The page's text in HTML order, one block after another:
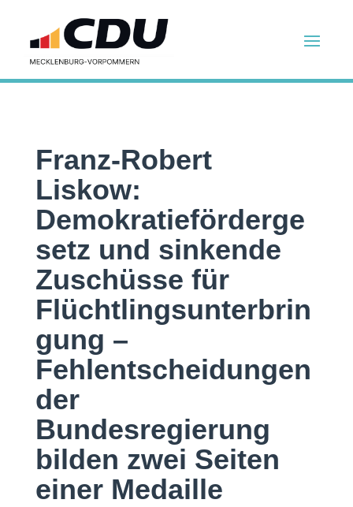
Franz-Robert
Liskow:
Demokratieförderge
setz und sinkende
Zuschüsse für
Flüchtlingsunterbrin
gung –
Fehlentscheidungen
der
Bundesregierung
bilden zwei Seiten
einer Medaille